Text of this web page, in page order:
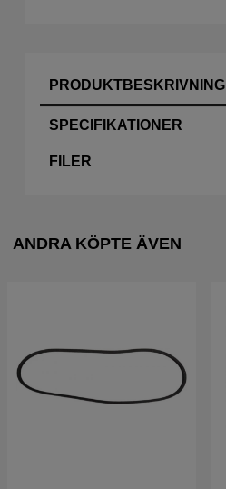
PRODUKTBESKRIVNING
SPECIFIKATIONER
FILER
ANDRA KÖPTE ÄVEN